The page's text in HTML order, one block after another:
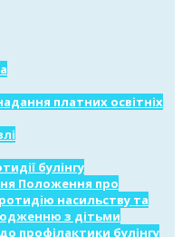
платних освітніх
булінгу
Положення про
насильству та
з дітьми
профілактики булінгу